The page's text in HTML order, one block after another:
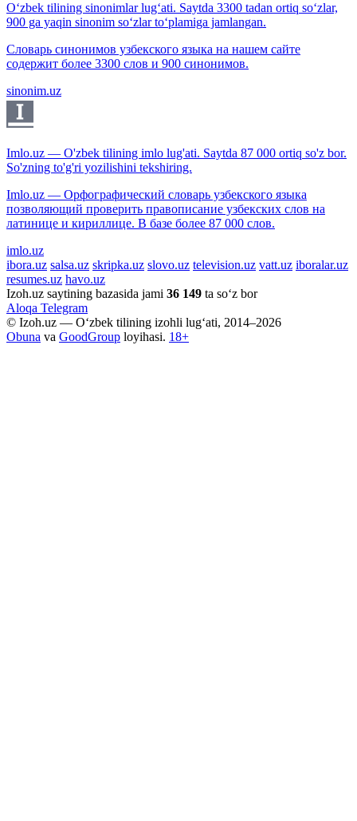
O‘zbek tilining sinonimlar lug‘ati. Saytda 3300 tadan ortiq so‘zlar,
900 ga yaqin sinonim so‘zlar to‘plamiga jamlangan.
Словарь синонимов узбекского языка на нашем сайте
содержит более 3300 слов и 900 синонимов.
sinonim.uz
Imlo.uz — O'zbek tilining imlo lug'ati. Saytda 87 000 ortiq so'z bor.
So'zning to'g'ri yozilishini tekshiring.
Imlo.uz — Орфографический словарь узбекского языка
позволяющий проверить правописание узбекских слов на
латинице и кириллице. В базе более 87 000 слов.
imlo.uz
ibora.uz salsa.uz skripka.uz slovo.uz television.uz vatt.uz iboralar.uz
resumes.uz havo.uz
Izoh.uz saytining bazasida jami 36 149 ta so‘z bor
Aloqa Telegram
© Izoh.uz — O‘zbek tilining izohli lug‘ati, 2014–2026
Obuna va GoodGroup loyihasi. 18+